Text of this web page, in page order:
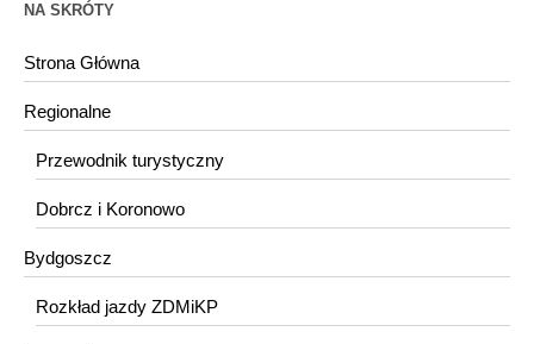
NA SKRÓTY
Strona Główna
Regionalne
Przewodnik turystyczny
Dobrcz i Koronowo
Bydgoszcz
Rozkład jazdy ZDMiKP